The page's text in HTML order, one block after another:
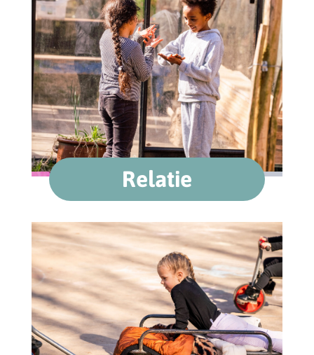
Relatie